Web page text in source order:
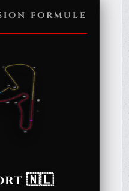
FORMULE
🇳🇱